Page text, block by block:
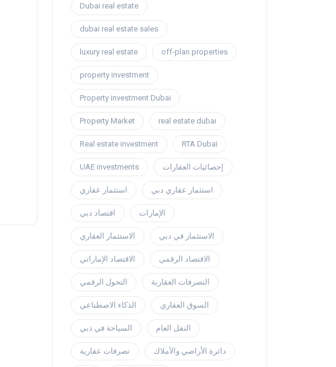
Dubai real estate
dubai real estate sales
luxury real estate off-plan properties
property investment
Property investment Dubai
Property Market real estate dubai
Real estate investment RTA Dubai
UAE investments إحصائيات العقارات
استثمار عقاري استثمار عقاري دبي
اقتصاد دبي الإمارات
الاستثمار العقاري الاستثمار في دبي
الاقتصاد الإماراتي الاقتصاد الرقمي
التحول الرقمي التصرفات العقارية
الذكاء الاصطناعي السوق العقاري
السياحة في دبي النقل العام
تصرفات عقارية دائرة الأراضي والأملاك